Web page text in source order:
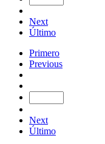
Next
Último
Primero
Previous
Next
Último